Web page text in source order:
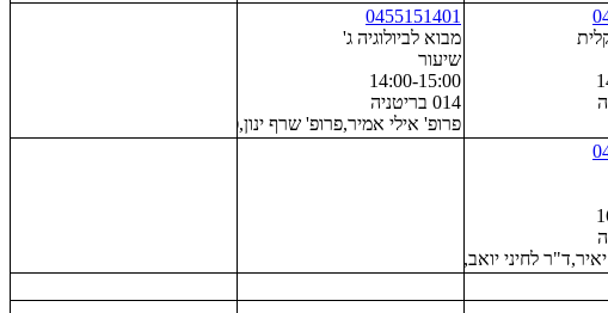
דוד
0455151401
מבוא לביולוגיה ג'
שיעור
14:00-15:00
014 בריטניה
פרופ' אילי אמיר,פרופ' שרף ינון,פרופ' לנגר בן-ברוך עדית,פרופ'
אילה לחיני יואב,פרופ' שפרינצק דוד